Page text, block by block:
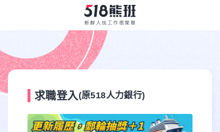
求職登入 (原518人力銀行)